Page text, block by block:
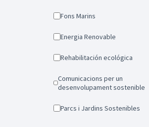
Fons Marins
Energia Renovable
Rehabilitación ecológica
Comunicacions per un
desenvolupament sostenible
Parcs i Jardins Sostenibles